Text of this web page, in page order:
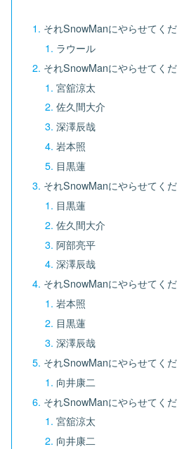
それSnowManにやらせてく
ラウール
それSnowManにやらせてく
宮舘涼太
佐久間大介
深澤辰哉
岩本照
目黒蓮
それSnowManにやらせてく
目黒蓮
佐久間大介
阿部亮平
深澤辰哉
それSnowManにやらせてく
岩本照
目黒蓮
深澤辰哉
それSnowManにやらせてく
向井康二
それSnowManにやらせてく
宮舘涼太
向井康二